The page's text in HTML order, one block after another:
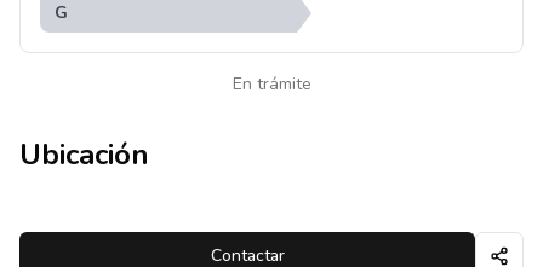
G
En trámite
Ubicación
Contactar